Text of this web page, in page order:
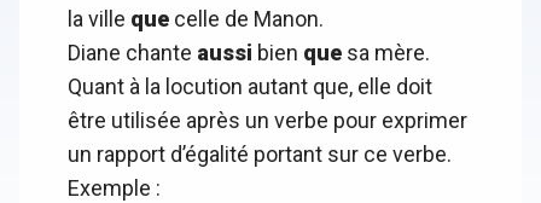
la ville que celle de Manon.
Diane chante aussi bien que sa mère.
Quant à la locution autant que, elle doit
être utilisée après un verbe pour exprimer
un rapport d’égalité portant sur ce verbe.
Exemple :